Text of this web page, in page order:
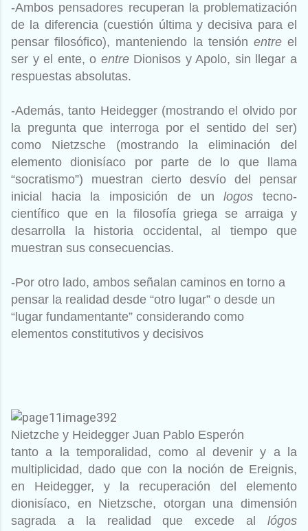
-Ambos pensadores recuperan la problematización
de la diferencia (cuestión última y decisiva para el
pensar filosófico), manteniendo la tensión entreel
ser y el ente, o entre Dionisos y Apolo, sin llegar a
respuestas absolutas.
-Además, tanto Heidegger (mostrando el olvido por
la pregunta que interroga por el sentido del ser)
como Nietzsche (mostrando la eliminación del
elemento dionisíaco por parte de lo que llama
“socratismo”) muestran cierto desvío del pensar
inicial hacia la imposición de unlogostecno-
científico que en la filosofía griega se arraiga y
desarrolla la historia occidental, al tiempo que
muestran sus consecuencias.
-Por otro lado, ambos señalan caminos en torno a
pensar la realidad desde “otro lugar” o desde un
“lugar fundamentante” considerando como
elementos constitutivos y decisivos
Nietzche y Heidegger Juan Pablo Esperón
tanto a la temporalidad, como al devenir y a la
multiplicidad, dado que con la noción de Ereignis,
en Heidegger, y la recuperación del elemento
dionisíaco, en Nietzsche, otorgan una dimensión
sagrada a la realidad que excede al lógos